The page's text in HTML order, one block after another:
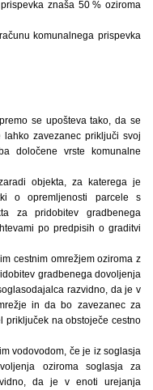
znaša 50 % oziroma
komunalnega prispevka
se upošteva tako, da se
zavezanec priključi svoj
določene vrste komunalne
objekta, za katerega je
o opremljenosti parcele s
za pridobitev gradbenega
po predpisih o graditvi
cestnim omrežjem oziroma z
gradbenega dovoljenja
razvidno, da je v
in da bo zavezanec za
priključek na obstoječe cestno
vodovodom, če je iz soglasja
oziroma soglasja za
da je v enoti urejanja